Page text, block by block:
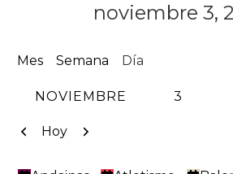
noviembre 3,
Mes Semana Día
MES
AÑO
Anterior
Hoy Siguiente